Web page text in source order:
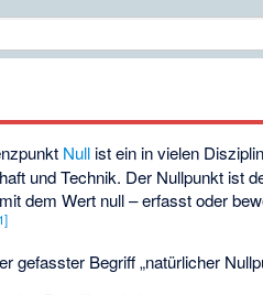
Null ist ein in vielen
und Technik. Der Nullpunkt ist
dem Wert null – erfasst oder
1]
gefasster Begriff „natürlicher